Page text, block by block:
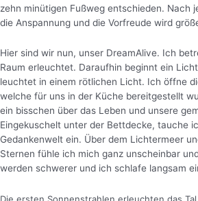
zehn minütigen Fußweg entschieden. Nach
die Anspannung und die Vorfreude wird
Hier sind wir nun, unser DreamAlive. Ich
Raum erleuchtet. Daraufhin beginnt ein
leuchtet in einem rötlichen Licht. Ich öffne
welche für uns in der Küche bereitgestellt
ein bisschen über das Leben und unsere
Eingekuschelt unter der Bettdecke, tauche
Gedankenwelt ein. Über dem Lichtermeer
Sternen fühle ich mich ganz unscheinbar
werden schwerer und ich schlafe langsam